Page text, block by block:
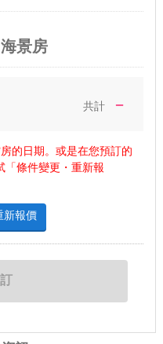
景房
共計 －
的日期。或是在您預訂的
「條件變更・重新報
新報價